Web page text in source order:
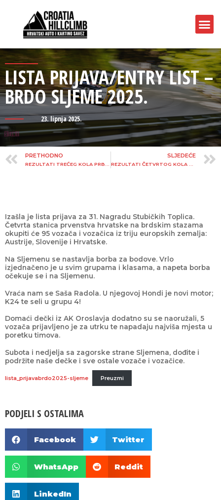
LISTA PRIJAVA/ENTRY LIST –
BRDO SLJEME 2025.
23. lipnja 2025.
PRETHODNO SLJEDEĆE
Izašla je lista prijava za 31. Nagradu Stubičkih Toplica.
Četvrta stanica prvenstva hrvatske na brdskim stazama
okupiti će 95 vozača i vozačica iz triju europskih zemalja:
Austrije, Slovenije i Hrvatske.
Na Sljemenu se nastavlja borba za bodove. Vrlo
izjednačeno je u svim grupama i klasama, a napeta borba
očekuje se i na Sljemenu.
Vraća nam se Saša Radola. U njegovoj Hondi je novi motor;
K24 te seli u grupu 4!
Domaći dečki iz AK Oroslavja dodatno su se naoružali, 5
vozača prijavljeno je za utrku te napadaju najviša mjesta u
poretku timova.
Subota i nedjelja sa zagorske strane Sljemena, dođite i
podržite naše dečke i sve ostale vozače i vozačice.
lista_prijavabrdo2025-sljeme Preuzmi
PODJELI S OSTALIMA
Facebook Twitter
WhatsApp Reddit
LinkedIn